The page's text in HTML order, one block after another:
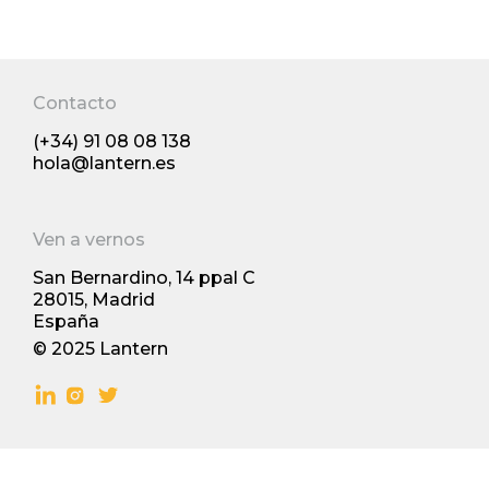
Diseño de servicio
Contacto
(+34) 91 08 08 138
hola@lantern.es
Ven a vernos
San Bernardino, 14 ppal С
28015, Madrid
España
© 2025 Lantern